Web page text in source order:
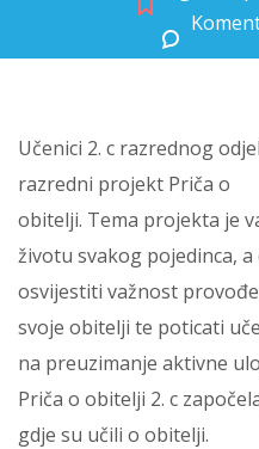
Učenici 2. c razrednog
razredni projekt Priča o
obitelji. Tema projekta je
životu svakog pojedinca, a
osvijestiti važnost
svoje obitelji te poticati
na preuzimanje aktivne
Priča o obitelji 2. c
gdje su učili o obitelji.